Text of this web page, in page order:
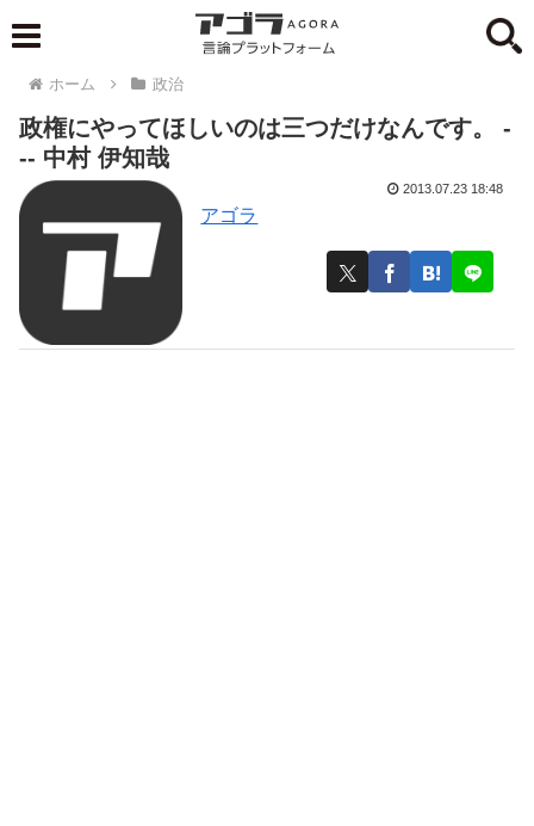
ホーム 政治
政権にやってほしいのは三つだけなんです。 -
-- 中村 伊知哉
アゴラ
2013.07.23 18:48